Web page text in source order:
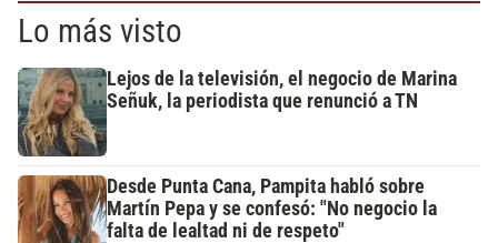
Lo más visto
Lejos de la televisión, el negocio de Marina
Señuk, la periodista que renunció a TN
Desde Punta Cana, Pampita habló sobre
Martín Pepa y se confesó: "No negocio la
falta de lealtad ni de respeto"